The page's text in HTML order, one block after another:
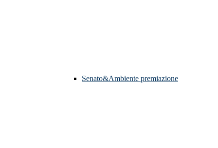
Senato&Ambiente premiazione